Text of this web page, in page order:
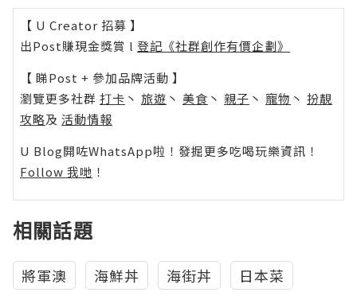
【 U Creator 招募 】
出Post賺現金獎賞 l 登記《社群創作有價企劃》
【 睇Post + 參加品牌活動 】
瀏覽更多社群 打卡 丶 旅遊 丶 美食 丶 親子 丶 寵物 丶 扮靚
攻略及 活動情報
U Blog開咗WhatsApp啦！發掘更多吃喝玩樂資訊！
Follow 我哋 ！
相關話題
將軍澳 海鮮丼 海街丼 日本菜